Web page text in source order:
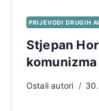
PRIJEVODI DRUGIH
Stjepan
komunizma
Ostali autori